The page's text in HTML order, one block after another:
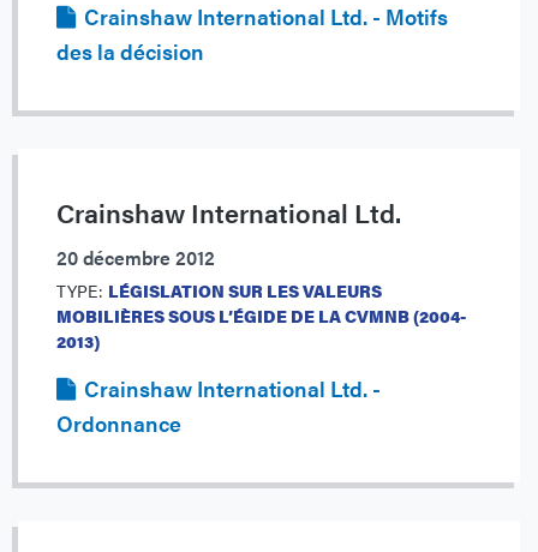
Crainshaw International Ltd. - Motifs
des la décision
Crainshaw International Ltd.
20 décembre 2012
TYPE: LÉGISLATION SUR LES VALEURS
MOBILIÈRES SOUS L’ÉGIDE DE LA CVMNB (2004-
2013)
Crainshaw International Ltd. -
Ordonnance